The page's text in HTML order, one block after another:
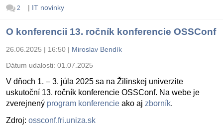
2 | IT novinky
O konferencii 13. ročník konferencie OSSConf
26.06.2025 | 16:50 | Miroslav Bendík
Dátum udalosti: 01.07.2025
V dňoch 1. – 3. júla 2025 sa na Žilinskej univerzite
uskutoční 13. ročník konferencie OSSConf. Na webe je
zverejnený program konferencie ako aj zborník.
Zdroj: ossconf.fri.uniza.sk